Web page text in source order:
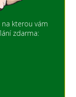
kterou vám
zdarma: